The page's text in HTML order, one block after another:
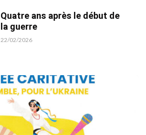
Quatre ans après le début de
la guerre
22/02/2026